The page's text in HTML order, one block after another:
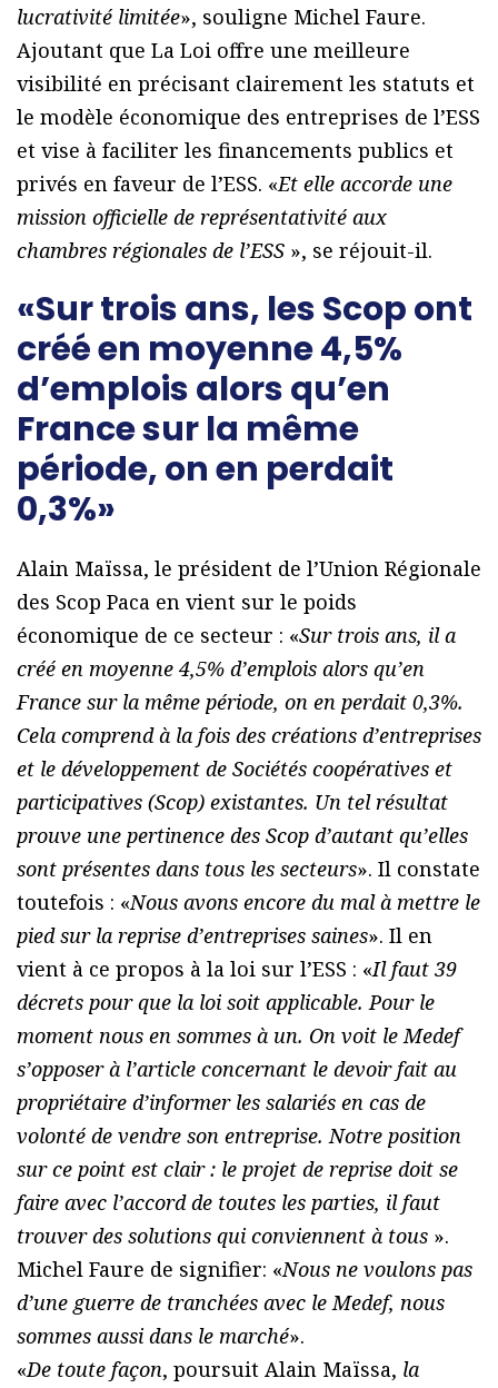
lucrativité limitée», souligne Michel Faure.
Ajoutant que La Loi offre une meilleure
visibilité en précisant clairement les statuts et
le modèle économique des entreprises de l’ESS
et vise à faciliter les financements publics et
privés en faveur de l’ESS. «Et elle accorde une
mission officielle de représentativité aux
chambres régionales de l’ESS », se réjouit-il.
«Sur trois ans, les Scop ont
créé en moyenne 4,5%
d’emplois alors qu’en
France sur la même
période, on en perdait
0,3%»
Alain Maïssa, le président de l’Union Régionale
des Scop Paca en vient sur le poids
économique de ce secteur : «Sur trois ans, il a
créé en moyenne 4,5% d’emplois alors qu’en
France sur la même période, on en perdait 0,3%.
Cela comprend à la fois des créations d’entreprises
et le développement de Sociétés coopératives et
participatives (Scop) existantes. Un tel résultat
prouve une pertinence des Scop d’autant qu’elles
sont présentes dans tous les secteurs». Il constate
toutefois : «Nous avons encore du mal à mettre le
pied sur la reprise d’entreprises saines». Il en
vient à ce propos à la loi sur l’ESS : «Il faut 39
décrets pour que la loi soit applicable. Pour le
moment nous en sommes à un. On voit le Medef
s’opposer à l’article concernant le devoir fait au
propriétaire d’informer les salariés en cas de
volonté de vendre son entreprise. Notre position
sur ce point est clair : le projet de reprise doit se
faire avec l’accord de toutes les parties, il faut
trouver des solutions qui conviennent à tous ».
Michel Faure de signifier: «Nous ne voulons pas
d’une guerre de tranchées avec le Medef, nous
sommes aussi dans le marché».
«De toute façon, poursuit Alain Maïssa, la